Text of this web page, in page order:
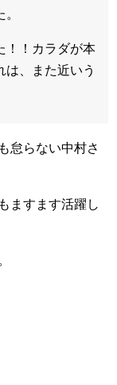
！！カラダが本
は、また近いう
怠らない中村さ
ますます活躍し